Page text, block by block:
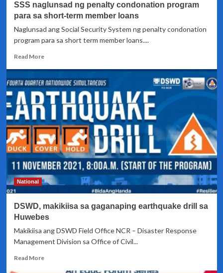
na
lang
SSS naglunsad ng penalty condonation program
para sa short-term member loans
Naglunsad ang Social Security System ng penalty condonation
program para sa short term member loans....
Read MoreRead
about
SSS
naglunsad
ng
penalty
condonation
program
para
sa
short-
term
member
loans
National
DSWD, makikiisa sa gaganaping earthquake drill sa
Huwebes
Makikiisa ang DSWD Field Office NCR – Disaster Response
Management Division sa Office of Civil...
Read MoreRead